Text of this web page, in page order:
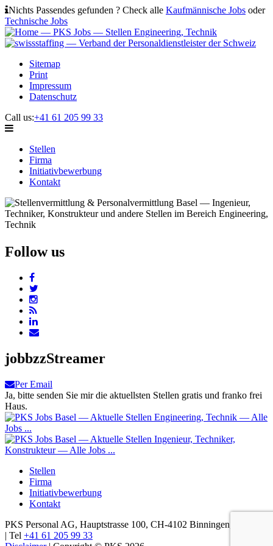
Nichts Passendes gefunden ? Check alle Kaufmännische Jobs oder
Technische Jobs
Sitemap
Print
Impressum
Datenschutz
Call us:+41 61 205 99 33
Stellen
Firma
Initiativbewerbung
Kontakt
Follow us
jobbzzStreamer
Per Email
Ja, bitte senden Sie mir die aktuellsten Stellen gratis und franko frei
Haus.
Stellen
Firma
Initiativbewerbung
Kontakt
PKS Personal AG, Hauptstrasse 100, CH-4102 Binningen, Schweiz
| Tel +41 61 205 99 33